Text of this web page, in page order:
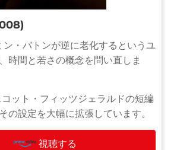
ン・バトンが逆に老化するというユ
時間と若さの概念を問い直しま
コット・フィッツジェラルドの短編
の設定を大幅に拡張しています。
視聴する